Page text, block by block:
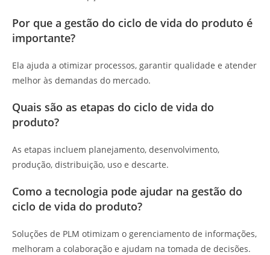
Por que a gestão do ciclo de vida do produto é
importante?
Ela ajuda a otimizar processos, garantir qualidade e atender
melhor às demandas do mercado.
Quais são as etapas do ciclo de vida do
produto?
As etapas incluem planejamento, desenvolvimento,
produção, distribuição, uso e descarte.
Como a tecnologia pode ajudar na gestão do
ciclo de vida do produto?
Soluções de PLM otimizam o gerenciamento de informações,
melhoram a colaboração e ajudam na tomada de decisões.